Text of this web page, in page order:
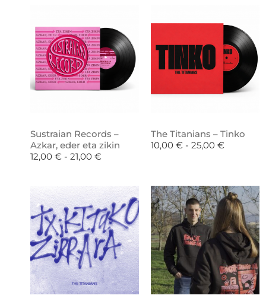
Sustraian Records –
Azkar, eder eta zikin
12,00 € - 21,00 €
The Titanians – Tinko
10,00 € - 25,00 €